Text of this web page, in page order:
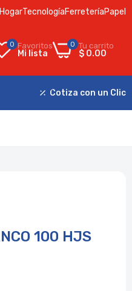
HogarTecnologíaFerreteríaPapel
0 Favoritos
Mi lista
0 Tu carrito
$ 0.00
Cotiza con un Clic
100 HJS